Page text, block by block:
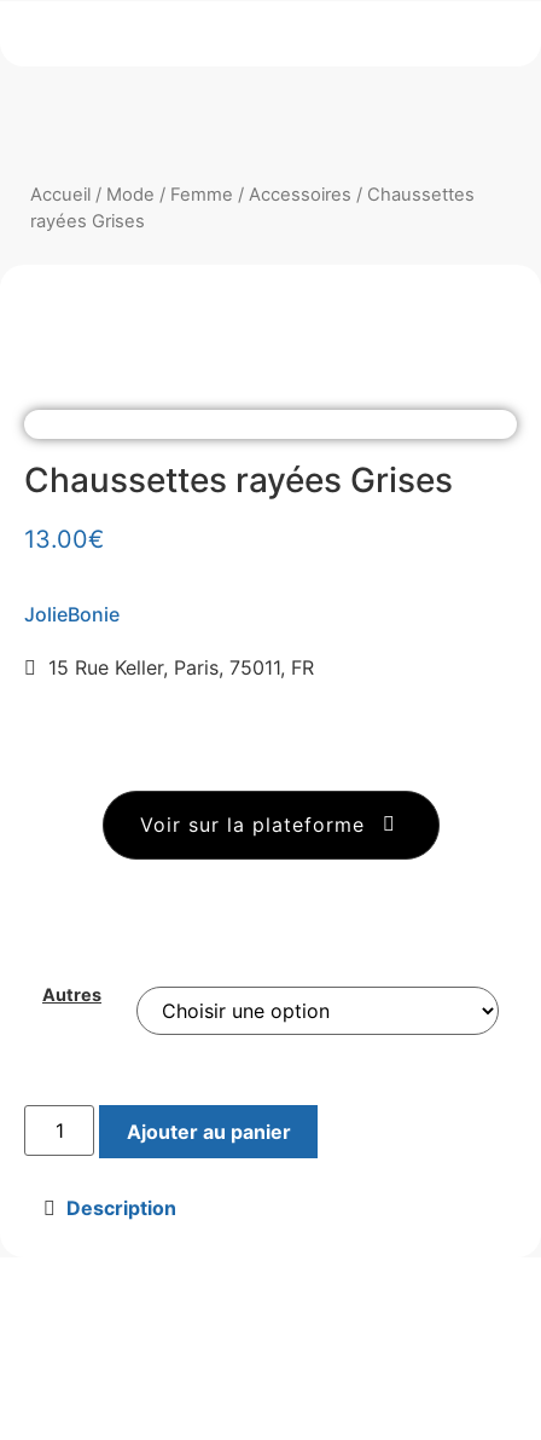
Accueil / Mode / Femme / Accessoires / Chaussettes
rayées Grises
Chaussettes rayées Grises
13.00€
JolieBonie
15 Rue Keller, Paris, 75011, FR
Voir sur la plateforme
Autres
Ajouter au panier
Description